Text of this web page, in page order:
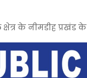
के नीमडीह प्रखंड के